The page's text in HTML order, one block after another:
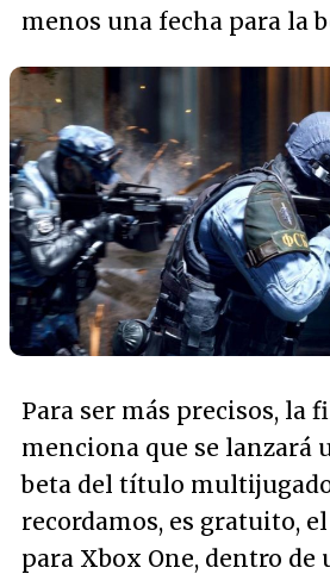
menos una fecha para la
Para ser más precisos, la
menciona que se lanzará
beta del título
recordamos, es gratuito,
para Xbox One, dentro de